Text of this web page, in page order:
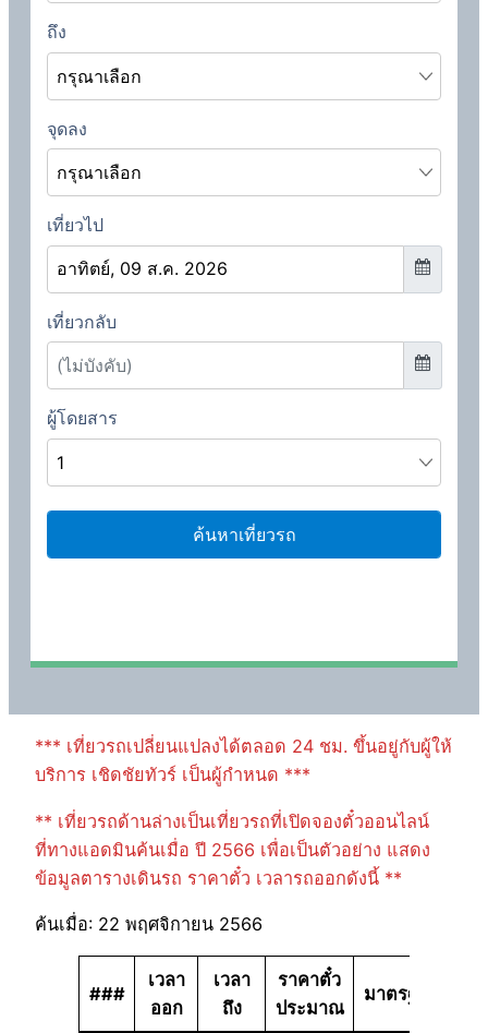
*** เที่ยวรถเปลี่ยนแปลงได้ตลอด 24 ชม. ขึ้นอยู่กับผู้ให้
บริการ เชิดชัยทัวร์ เป็นผู้กำหนด ***
** เที่ยวรถด้านล่างเป็นเที่ยวรถที่เปิดจองตั๋วออนไลน์
ที่ทางแอดมินค้นเมื่อ ปี 2566 เพื่อเป็นตัวอย่าง แสดง
ข้อมูลตารางเดินรถ ราคาตั๋ว เวลารถออกดังนี้ **
ค้นเมื่อ: 22 พฤศจิกายน 2566
###
เวลา
ออก
เวลา
ถึง
ราคาตั๋ว
ประมาณ
มาตรฐาน